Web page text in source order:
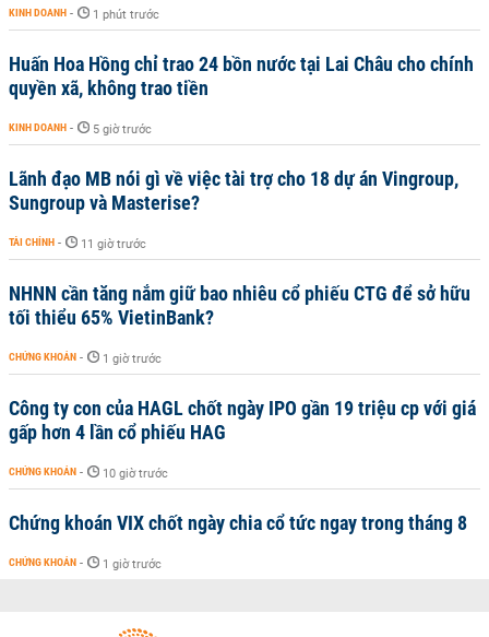
KINH DOANH - 1 phút trước
Huấn Hoa Hồng chỉ trao 24 bồn nước tại Lai Châu cho chính
quyền xã, không trao tiền
KINH DOANH - 5 giờ trước
Lãnh đạo MB nói gì về việc tài trợ cho 18 dự án Vingroup,
Sungroup và Masterise?
TÀI CHÍNH - 11 giờ trước
NHNN cần tăng nắm giữ bao nhiêu cổ phiếu CTG để sở hữu
tối thiểu 65% VietinBank?
CHỨNG KHOÁN - 1 giờ trước
Công ty con của HAGL chốt ngày IPO gần 19 triệu cp với giá
gấp hơn 4 lần cổ phiếu HAG
CHỨNG KHOÁN - 10 giờ trước
Chứng khoán VIX chốt ngày chia cổ tức ngay trong tháng 8
CHỨNG KHOÁN - 1 giờ trước